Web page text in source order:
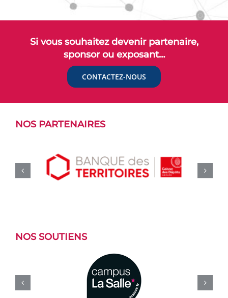
Si vous souhaitez devenir partenaire,
sponsor ou exposant…
CONTACTEZ-NOUS
NOS PARTENAIRES
NOS SOUTIENS